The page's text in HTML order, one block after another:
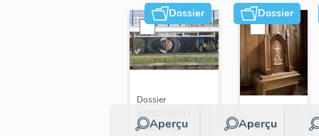
Dossier
Aperçu
Dossier
IM78002670 |
Réalisé par
Dossier
Aperçu
Dossier